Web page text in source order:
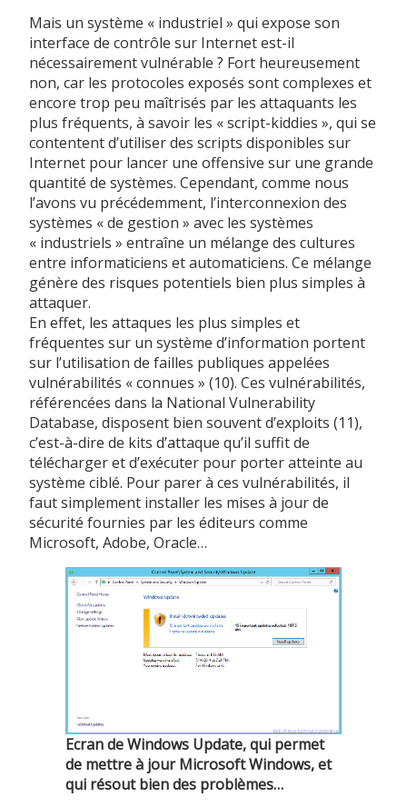
Mais un système « industriel » qui expose son
interface de contrôle sur Internet est-il
nécessairement vulnérable ? Fort heureusement
non, car les protocoles exposés sont complexes et
encore trop peu maîtrisés par les attaquants les
plus fréquents, à savoir les « script-kiddies », qui se
contentent d’utiliser des scripts disponibles sur
Internet pour lancer une offensive sur une grande
quantité de systèmes. Cependant, comme nous
l’avons vu précédemment, l’interconnexion des
systèmes « de gestion » avec les systèmes
« industriels » entraîne un mélange des cultures
entre informaticiens et automaticiens. Ce mélange
génère des risques potentiels bien plus simples à
attaquer.
En effet, les attaques les plus simples et
fréquentes sur un système d’information portent
sur l’utilisation de failles publiques appelées
vulnérabilités « connues » (10). Ces vulnérabilités,
référencées dans la National Vulnerability
Database, disposent bien souvent d’exploits (11),
c’est-à-dire de kits d’attaque qu’il suffit de
télécharger et d’exécuter pour porter atteinte au
système ciblé. Pour parer à ces vulnérabilités, il
faut simplement installer les mises à jour de
sécurité fournies par les éditeurs comme
Microsoft, Adobe, Oracle…
Ecran de Windows Update, qui permet
de mettre à jour Microsoft Windows, et
qui résout bien des problèmes…